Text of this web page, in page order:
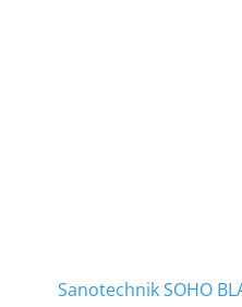
Sanotechnik SOHO